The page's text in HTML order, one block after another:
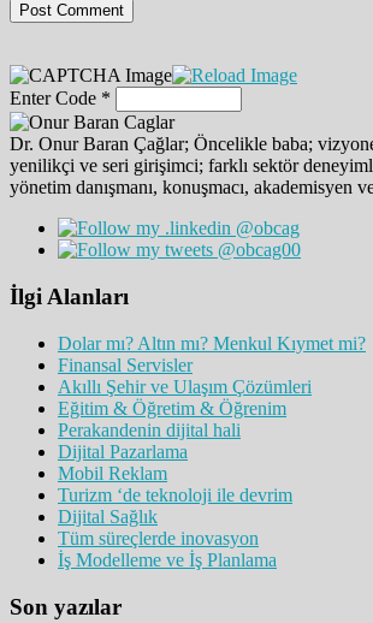
Enter Code *
Dr. Onur Baran Çağlar; Öncelikle baba;
yenilikçi ve seri girişimci; farklı sektör
yönetim danışmanı, konuşmacı, akademisyen
İlgi Alanları
Dolar mı? Altın mı? Menkul Kıymet mi?
Finansal Servisler
Akıllı Şehir ve Ulaşım Çözümleri
Eğitim & Öğretim & Öğrenim
Perakandenin dijital hali
Dijital Pazarlama
Mobil Reklam
Turizm ‘de teknoloji ile devrim
Dijital Sağlık
Tüm süreçlerde inovasyon
İş Modelleme ve İş Planlama
Son yazılar